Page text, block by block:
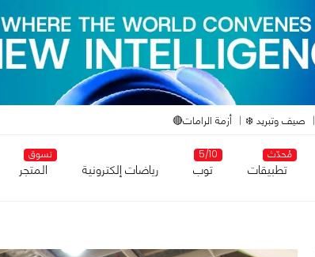
صيف وتبريد ❄️ أزمة الرامات🔴
مُحدّث
تطبيقات
5/10
توب رياضات إلكترونية
تسوق
المتجر